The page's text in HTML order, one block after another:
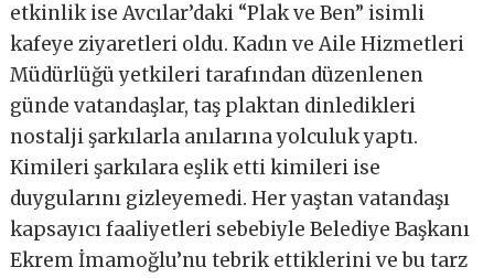
etkinlik ise Avcılar’daki “Plak ve Ben” isimli
kafeye ziyaretleri oldu. Kadın ve Aile Hizmetleri
Müdürlüğü yetkileri tarafından düzenlenen
günde vatandaşlar, taş plaktan dinledikleri
nostalji şarkılarla anılarına yolculuk yaptı.
Kimileri şarkılara eşlik etti kimileri ise
duygularını gizleyemedi. Her yaştan vatandaşı
kapsayıcı faaliyetleri sebebiyle Belediye Başkanı
Ekrem İmamoğlu’nu tebrik ettiklerini ve bu tarz